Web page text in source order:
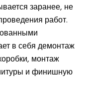
заранее, не
работ.
в себя демонтаж
монтаж
и финишную